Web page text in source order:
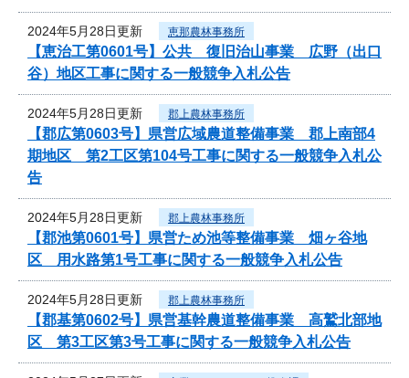
2024年5月28日更新 恵那農林事務所
【恵治工第0601号】公共 復旧治山事業 広野（出口
谷）地区工事に関する一般競争入札公告
2024年5月28日更新 郡上農林事務所
【郡広第0603号】県営広域農道整備事業 郡上南部4
期地区 第2工区第104号工事に関する一般競争入札公
告
2024年5月28日更新 郡上農林事務所
【郡池第0601号】県営ため池等整備事業 畑ヶ谷地
区 用水路第1号工事に関する一般競争入札公告
2024年5月28日更新 郡上農林事務所
【郡基第0602号】県営基幹農道整備事業 高鷲北部地
区 第3工区第3号工事に関する一般競争入札公告